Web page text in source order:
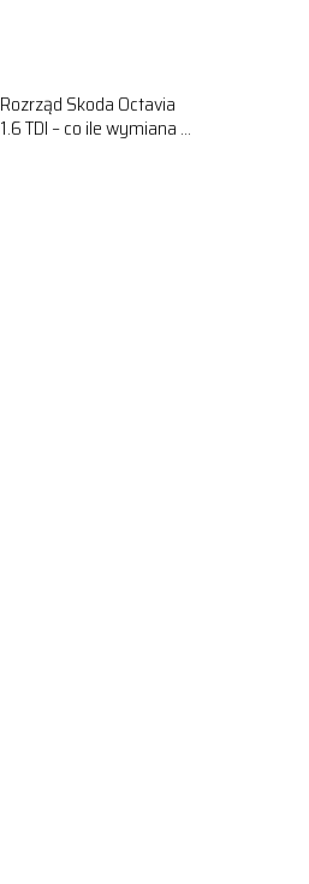
Rozrząd Skoda Octavia
1.6 TDI – co ile wymiana i